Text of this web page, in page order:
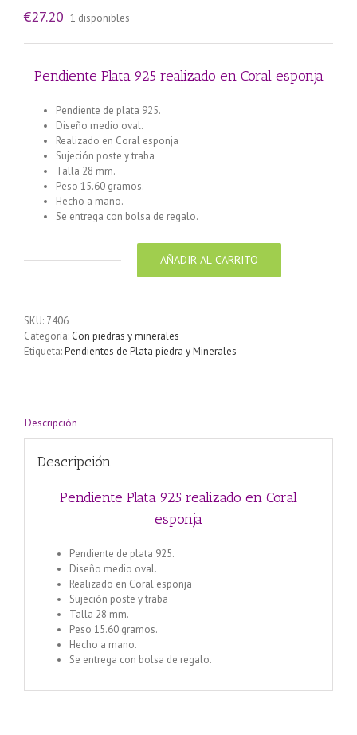
€27.20 1 disponibles
Pendiente Plata 925 realizado en Coral esponja
Pendiente de plata 925.
Diseño medio oval.
Realizado en Coral esponja
Sujeción poste y traba
Talla 28 mm.
Peso 15.60 gramos.
Hecho a mano.
Se entrega con bolsa de regalo.
Coral
esponja
AÑADIR AL CARRITO
SKU: 7406
Categoría: Con piedras y minerales
Etiqueta:Pendientes de Plata piedra y Minerales
Descripción
Descripción
Pendiente Plata 925 realizado en Coral
esponja
Pendiente de plata 925.
Diseño medio oval.
Realizado en Coral esponja
Sujeción poste y traba
Talla 28 mm.
Peso 15.60 gramos.
Hecho a mano.
Se entrega con bolsa de regalo.